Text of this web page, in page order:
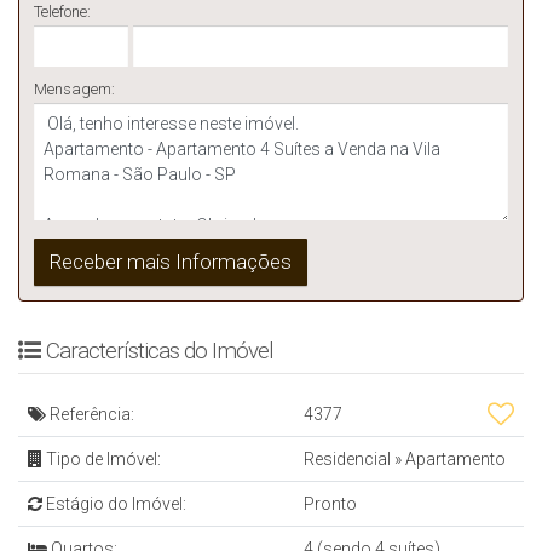
Telefone:
Mensagem:
Características do Imóvel
Referência: 4377
Tipo de Imóvel: Residencial »Apartamento
Estágio do Imóvel: Pronto